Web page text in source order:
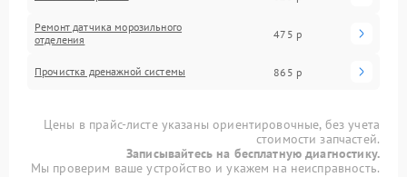
Ремонт датчика морозильного
отделения
475 р
Прочистка дренажной системы 865 р
Цены в прайс-листе указаны ориентировочные, без учета
стоимости запчастей.
Записывайтесь на бесплатную диагностику.
Мы проверим ваше устройство и укажем на неисправность.